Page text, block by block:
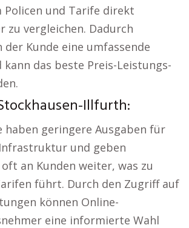
Policen und Tarife direkt
zu vergleichen. Dadurch
Kunde eine umfassende
das beste Preis-Leistungs-
Illfurth:
haben geringere Ausgaben für
und geben
an Kunden weiter, was zu
führt. Durch den Zugriff auf
können Online-
eine informierte Wahl